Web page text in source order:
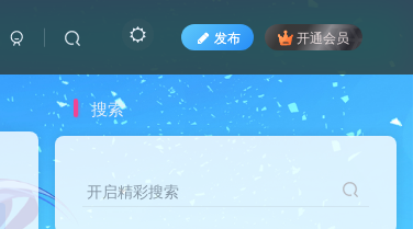
发布 开通会员
搜索
开启精彩搜索